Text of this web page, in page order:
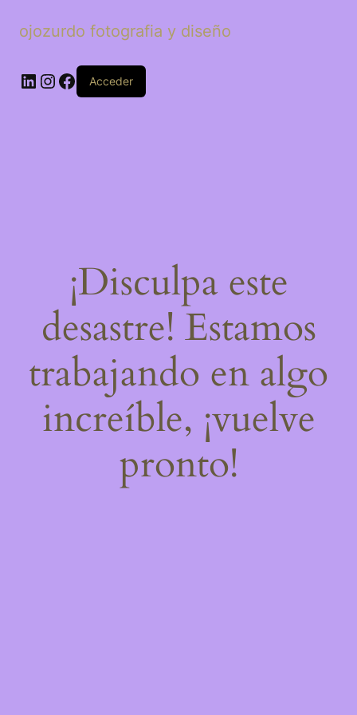
ojozurdo fotografia y diseño
LinkedIn
Instagram
Facebook
Acceder
¡Disculpa este
desastre! Estamos
trabajando en algo
increíble, ¡vuelve
pronto!